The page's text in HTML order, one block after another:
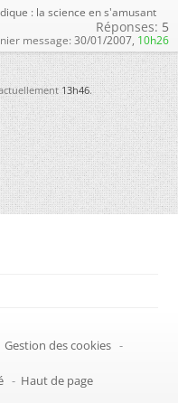
: la science en s'amusant
Réponses: 5
message: 30/01/2007, 10h26
13h46.
Gestion des cookies -
- Haut de page